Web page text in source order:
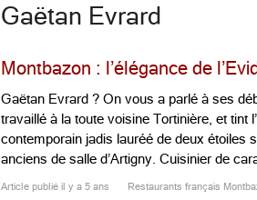
Gaëtan Evrard
Montbazon : l’élégance de
Gaëtan Evrard ? On vous a parlé à ses
travaillé à la toute voisine Tortinière, et tint
contemporain jadis lauréé de deux étoiles
anciens de salle d’Artigny. Cuisinier de
Article publié il y a 5 ans Restaurants français